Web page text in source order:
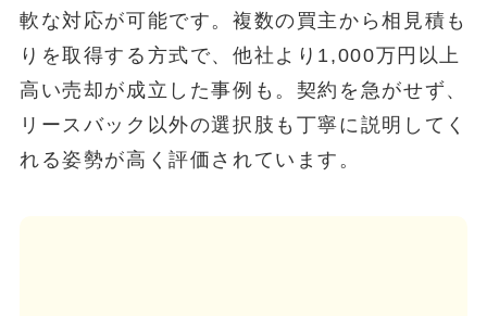
軟な対応が可能です。複数の買主から相見積も
りを取得する方式で、他社より1,000万円以上
高い売却が成立した事例も。契約を急がせず、
リースバック以外の選択肢も丁寧に説明してく
れる姿勢が高く評価されています。